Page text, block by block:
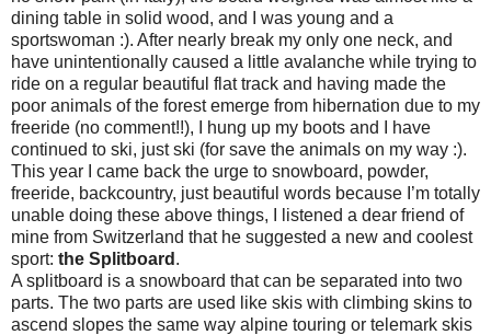
dining table in solid wood, and I was young and a
sportswoman :). After nearly break my only one neck, and
have unintentionally caused a little avalanche while trying to
ride on a regular beautiful flat track and having made the
poor animals of the forest emerge from hibernation due to my
freeride (no comment!!), I hung up my boots and I have
continued to ski, just ski (for save the animals on my way :).
This year I came back the urge to snowboard, powder,
freeride, backcountry, just beautiful words because I’m totally
unable doing these above things, I listened a dear friend of
mine from Switzerland that he suggested a new and coolest
sport: the Splitboard .
A splitboard is a snowboard that can be separated into two
parts. The two parts are used like skis with climbing skins to
ascend slopes the same way alpine touring or telemark skis